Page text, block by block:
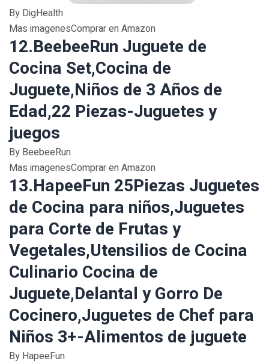
By DigHealth
Mas imagenesComprar en Amazon
12.BeebeeRun Juguete de
Cocina Set,Cocina de
Juguete,Niños de 3 Años de
Edad,22 Piezas-Juguetes y
juegos
By BeebeeRun
Mas imagenesComprar en Amazon
13.HapeeFun 25Piezas Juguetes
de Cocina para niños,Juguetes
para Corte de Frutas y
Vegetales,Utensilios de Cocina
Culinario Cocina de
Juguete,Delantal y Gorro De
Cocinero,Juguetes de Chef para
Niños 3+-Alimentos de juguete
By HapeeFun